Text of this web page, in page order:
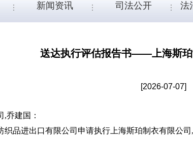
新闻资讯 司法公开 法
送达执行评估报告书——上海斯珀
[2026-07-07]
,乔建国：
品进出口有限公司申请执行上海斯珀制衣有限公